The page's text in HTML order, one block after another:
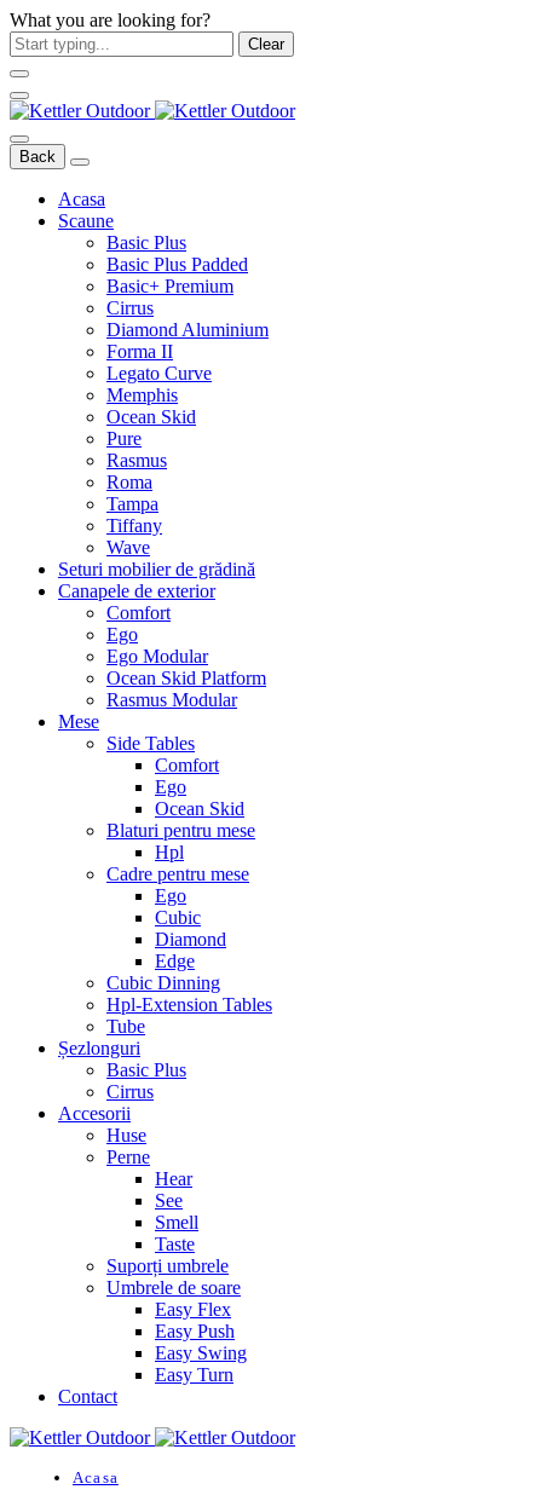
What you are looking for?
Clear
Back
Acasa
Scaune
Basic Plus
Basic Plus Padded
Basic+ Premium
Cirrus
Diamond Aluminium
Forma II
Legato Curve
Memphis
Ocean Skid
Pure
Rasmus
Roma
Tampa
Tiffany
Wave
Seturi mobilier de grădină
Canapele de exterior
Comfort
Ego
Ego Modular
Ocean Skid Platform
Rasmus Modular
Mese
Side Tables
Comfort
Ego
Ocean Skid
Blaturi pentru mese
Hpl
Cadre pentru mese
Ego
Cubic
Diamond
Edge
Cubic Dinning
Hpl-Extension Tables
Tube
Șezlonguri
Basic Plus
Cirrus
Accesorii
Huse
Perne
Hear
See
Smell
Taste
Suporți umbrele
Umbrele de soare
Easy Flex
Easy Push
Easy Swing
Easy Turn
Contact
Acasa